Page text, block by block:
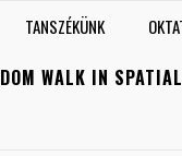
TANSZÉKÜNK
WALK IN